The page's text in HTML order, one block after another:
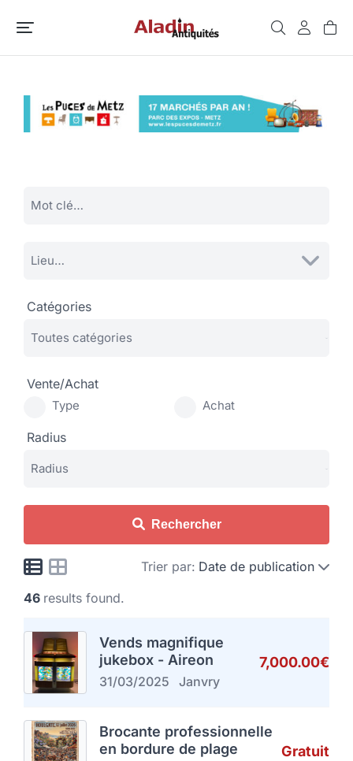
Catégories
Vente/Achat
Type Achat
Radius
Rechercher
Trier par: Date de publication
46 results found.
Vends magnifique
jukebox - Aireon
31/03/2025 Janvry
7,000.00€
Brocante professionnelle
en bordure de plage
Gratuit